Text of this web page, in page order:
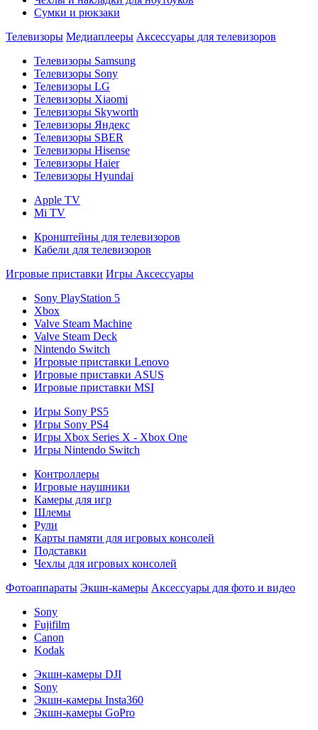
Сумки и рюкзаки
Телевизоры Медиаплееры Аксессуары для телевизоров
Телевизоры Samsung
Телевизоры Sony
Телевизоры LG
Телевизоры Xiaomi
Телевизоры Skyworth
Телевизоры Яндекс
Телевизоры SBER
Телевизоры Hisense
Телевизоры Haier
Телевизоры Hyundai
Apple TV
Mi TV
Кронштейны для телевизоров
Кабели для телевизоров
Игровые приставки Игры Аксессуары
Sony PlayStation 5
Xbox
Valve Steam Machine
Valve Steam Deck
Nintendo Switch
Игровые приставки Lenovo
Игровые приставки ASUS
Игровые приставки MSI
Игры Sony PS5
Игры Sony PS4
Игры Xbox Series X - Xbox One
Игры Nintendo Switch
Контроллеры
Игровые наушники
Камеры для игр
Шлемы
Рули
Карты памяти для игровых консолей
Подставки
Чехлы для игровых консолей
Фотоаппараты Экшн-камеры Аксессуары для фото и видео
Sony
Fujifilm
Canon
Kodak
Экшн-камеры DJI
Sony
Экшн-камеры Insta360
Экшн-камеры GoPro